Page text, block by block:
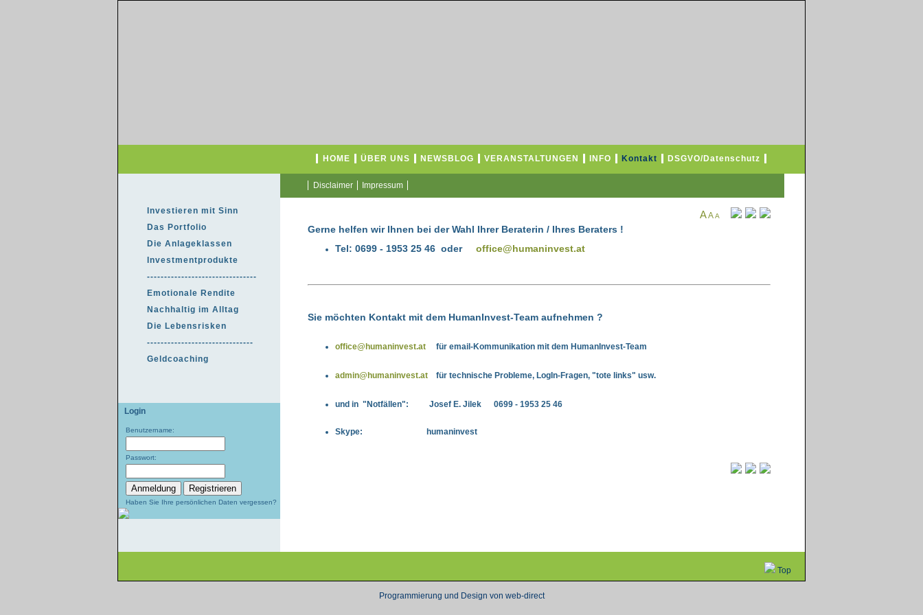
HOME ÜBER UNS NEWSBLOG VERANSTALTUNGEN INFO Kontakt DSGVO/Datenschutz
Investieren mit Sinn
Das Portfolio
Die Anlageklassen
Investmentprodukte
--------------------------------
Emotionale Rendite
Nachhaltig im Alltag
Die Lebensrisken
-------------------------------
Geldcoaching
Login
Benutzername:
Passwort:
Haben Sie Ihre persönlichen Daten vergessen?
Disclaimer Impressum
AA A
Gerne helfen wir Ihnen bei der Wahl Ihrer Beraterin / Ihres Beraters !
Tel: 0699 - 1953 25 46 oder office@humaninvest.at
Sie möchten Kontakt mit dem HumanInvest-Team aufnehmen ?
office@humaninvest.at für email-Kommunikation mit dem HumanInvest-Team
admin@humaninvest.at für technische Probleme, LogIn-Fragen, "tote links" usw.
und in "Notfällen": Josef E. Jilek 0699 - 1953 25 46
Skype: humaninvest
Top
Programmierung und Design von web-direct